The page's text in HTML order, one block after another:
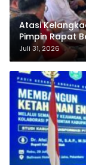
Atasi
Pimpin Rapat
Pertamina
Juli 31, 2026